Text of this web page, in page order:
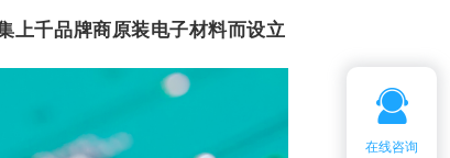
千品牌商原装电子材料而设立
在线咨询
客服微信：